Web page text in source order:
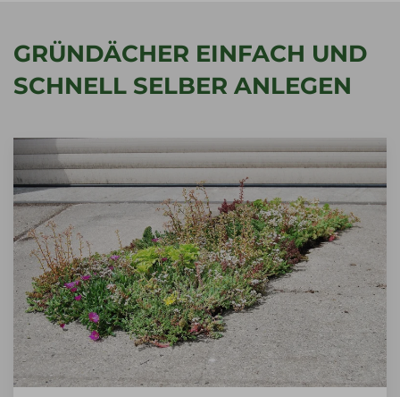
GRÜNDÄCHER EINFACH UND
SCHNELL SELBER ANLEGEN